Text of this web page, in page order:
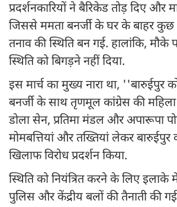
प्रदर्शनकारियों ने बैरिकेड तोड़ दिए और
जिससे ममता बनर्जी के घर के बाहर
तनाव की स्थिति बन गई. हालांकि,
स्थिति को बिगड़ने नहीं दिया.
इस मार्च का मुख्य नारा था, ''बारुईपुर
बनर्जी के साथ तृणमूल कांग्रेस की
डोला सेन, प्रतिमा मंडल और अपारूपा
मोमबत्तियां और तख्तियां लेकर बारुईपुर
खिलाफ विरोध प्रदर्शन किया.
स्थिति को नियंत्रित करने के लिए इलाके
पुलिस और केंद्रीय बलों की तैनाती की